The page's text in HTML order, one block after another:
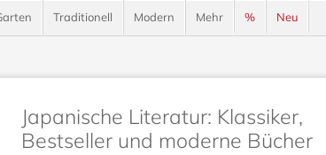
Traditionell Modern Mehr % Neu
Japanische Literatur: Klassiker,
Bestseller und moderne Bücher